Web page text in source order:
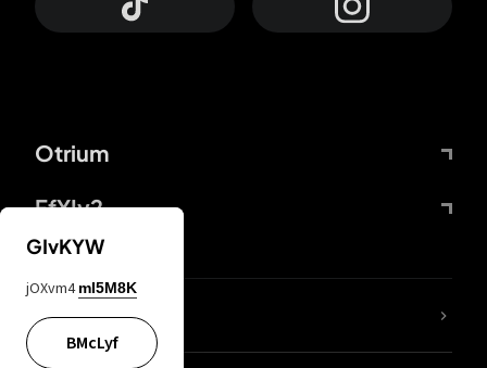
Otrium
FfYIy2
ZbBJcb
GIvKYW
jOXvm4 mI5M8K
BMcLyf